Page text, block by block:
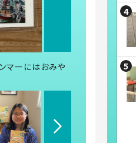
マーにはおみや